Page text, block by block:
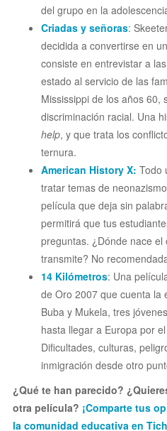
del grupo en la
Criadas y señoras:
decidida a convertirse en
consiste en entrevistar a
estado al servicio de las
Mississippi de los años 60,
discriminación racial. Una
help, y que trata los
ternura.
American History X: Todo
tratar temas de
película que deja sin
permitirá que tus
preguntas. ¿Dónde nace
transmite? No
14 Kilómetros: Una
de Oro 2007 que cuenta la
Buba y Mukela, tres
hasta llegar a Europa por
Dificultades, culturas,
inmigración desde otro
¿Qué te han parecido?
otra película? ¡Comparte tus
la comunidad educativa en